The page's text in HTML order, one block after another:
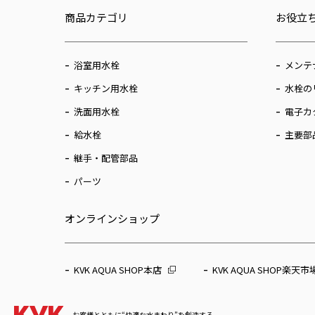
商品カテゴリ
浴室用水栓
キッチン用水栓
洗面用水栓
給水栓
継手・配管部品
パーツ
お役立
メン
水栓の
電子
主要
オンラインショップ
KVK AQUA SHOP本店 KVK AQUA SHOP楽天市